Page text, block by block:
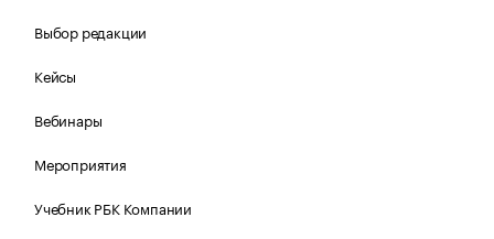
Выбор редакции
Кейсы
Вебинары
Мероприятия
Учебник РБК Компании